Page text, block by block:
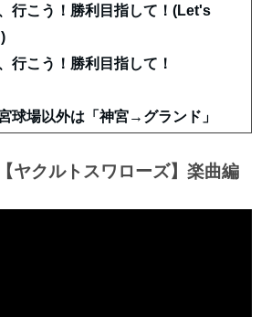
行こう！勝利目指して！(Let's
行こう！勝利目指して！
球場以外は「神宮→グランド」
ヤクルトスワローズ】楽曲編